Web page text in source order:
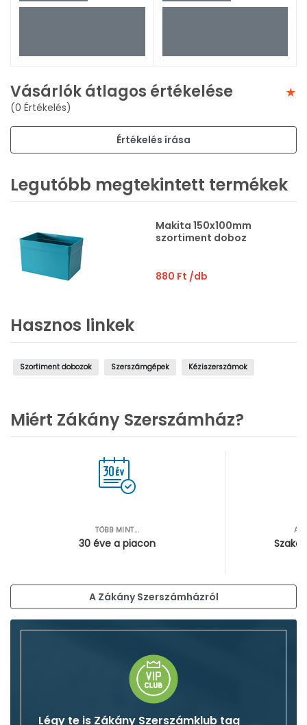
Vásárlók átlagos értékelése
(0 Értékelés)
Értékelés írása
Legutóbb megtekintett termékek
Makita 150x100mm
szortiment doboz
880 Ft /db
Hasznos linkek
Szortiment dobozok Szerszámgépek Kéziszerszámok
Miért Zákány Szerszámház?
TÖBB MINT...
30 éve a piacon
A Zákány Szerszámházról
Légy te is Zákány Szerszámklub tag